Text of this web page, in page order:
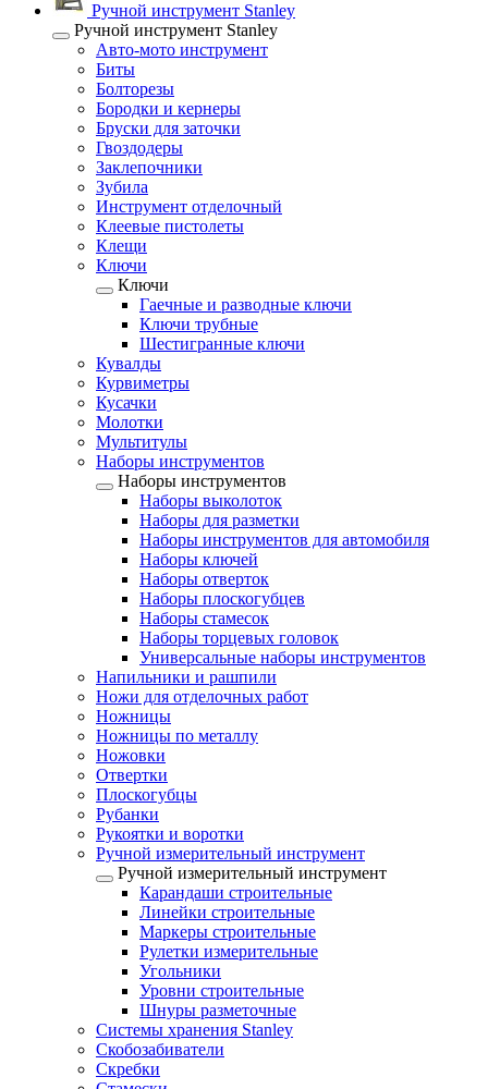
Ручной инструмент Stanley
Ручной инструмент Stanley
Авто-мото инструмент
Биты
Болторезы
Бородки и кернеры
Бруски для заточки
Гвоздодеры
Заклепочники
Зубила
Инструмент отделочный
Клеевые пистолеты
Клещи
Ключи
Ключи
Гаечные и разводные ключи
Ключи трубные
Шестигранные ключи
Кувалды
Курвиметры
Кусачки
Молотки
Мультитулы
Наборы инструментов
Наборы инструментов
Наборы выколоток
Наборы для разметки
Наборы инструментов для автомобиля
Наборы ключей
Наборы отверток
Наборы плоскогубцев
Наборы стамесок
Наборы торцевых головок
Универсальные наборы инструментов
Напильники и рашпили
Ножи для отделочных работ
Ножницы
Ножницы по металлу
Ножовки
Отвертки
Плоскогубцы
Рубанки
Рукоятки и воротки
Ручной измерительный инструмент
Ручной измерительный инструмент
Карандаши строительные
Линейки строительные
Маркеры строительные
Рулетки измерительные
Угольники
Уровни строительные
Шнуры разметочные
Системы хранения Stanley
Скобозабиватели
Скребки